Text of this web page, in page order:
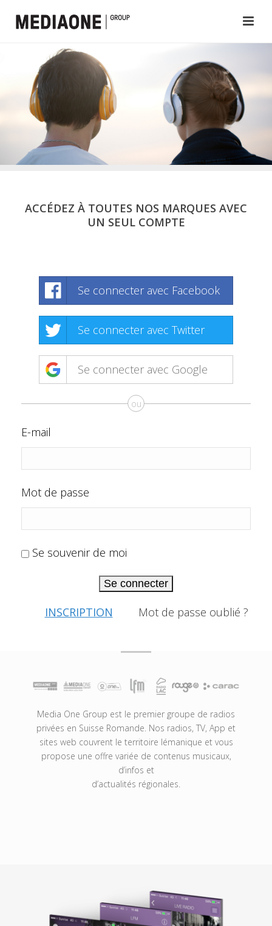
ACCÉDEZ À TOUTES NOS MARQUES AVEC
UN SEUL COMPTE
Se connecter avec Facebook
Se connecter avec Twitter
Se connecter avec Google
ou
E-mail
Mot de passe
Se souvenir de moi
Se connecter
INSCRIPTION Mot de passe oublié ?
Media One Group est le premier groupe de radios
privées en Suisse Romande. Nos radios, TV, App et
sites web couvrent le territoire lémanique et vous
propose une offre variée de contenus musicaux,
d’infos et
d’actualités régionales.